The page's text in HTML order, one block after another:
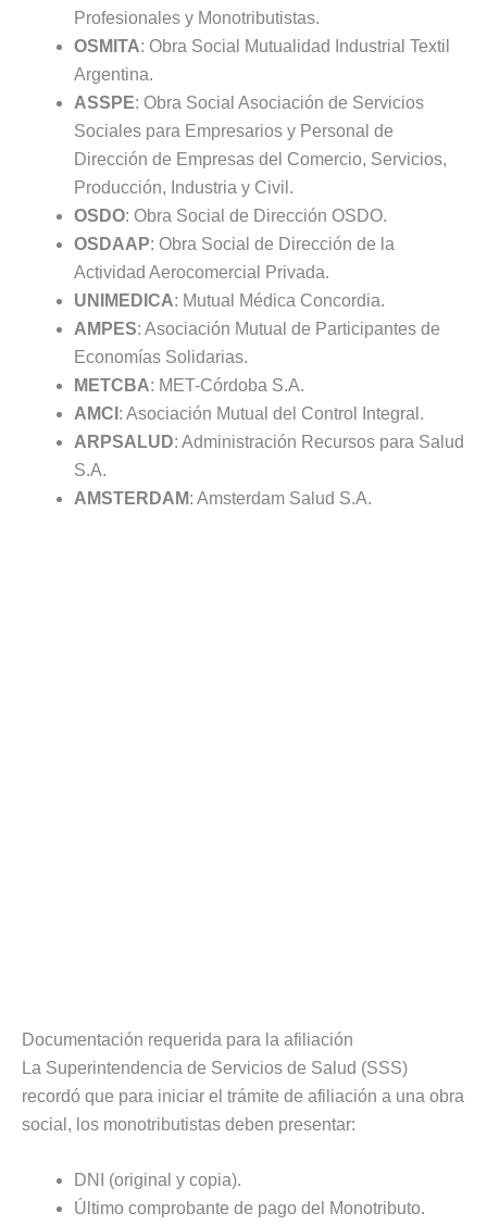
Profesionales y Monotributistas.
OSMITA: Obra Social Mutualidad Industrial Textil
Argentina.
ASSPE: Obra Social Asociación de Servicios
Sociales para Empresarios y Personal de
Dirección de Empresas del Comercio, Servicios,
Producción, Industria y Civil.
OSDO: Obra Social de Dirección OSDO.
OSDAAP: Obra Social de Dirección de la
Actividad Aerocomercial Privada.
UNIMEDICA: Mutual Médica Concordia.
AMPES: Asociación Mutual de Participantes de
Economías Solidarias.
METCBA: MET-Córdoba S.A.
AMCI : Asociación Mutual del Control Integral.
ARPSALUD: Administración Recursos para Salud
S.A.
AMSTERDAM: Amsterdam Salud S.A.
Documentación requerida para la afiliación
La Superintendencia de Servicios de Salud (SSS)
recordó que para iniciar el trámite de afiliación a una obra
social, los monotributistas deben presentar:
DNI (original y copia).
Último comprobante de pago del Monotributo.